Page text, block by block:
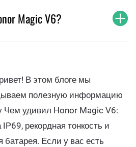
Magic V6?
В этом блоге мы
полезную информацию
Чем удивил Honor Magic V6:
рекордная тонкость и
батарея. Если у вас есть